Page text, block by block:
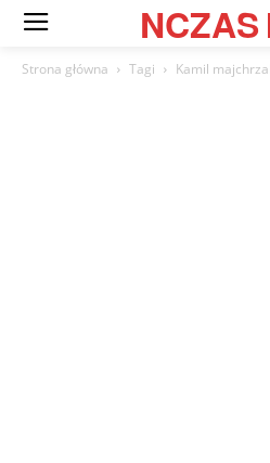
NCZAS
Strona główna Tagi Kamil